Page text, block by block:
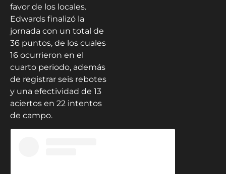
favor de los locales.
Edwards finalizó la
jornada con un total de
36 puntos, de los cuales
16 ocurrieron en el
cuarto periodo, además
de registrar seis rebotes
y una efectividad de 13
aciertos en 22 intentos
de campo.